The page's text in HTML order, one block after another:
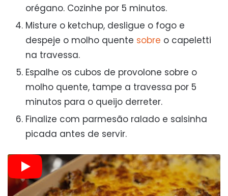
orégano. Cozinhe por 5 minutos.
Misture o ketchup, desligue o fogo e
despeje o molho quente sobre o capeletti
na travessa.
Espalhe os cubos de provolone sobre o
molho quente, tampe a travessa por 5
minutos para o queijo derreter.
Finalize com parmesão ralado e salsinha
picada antes de servir.